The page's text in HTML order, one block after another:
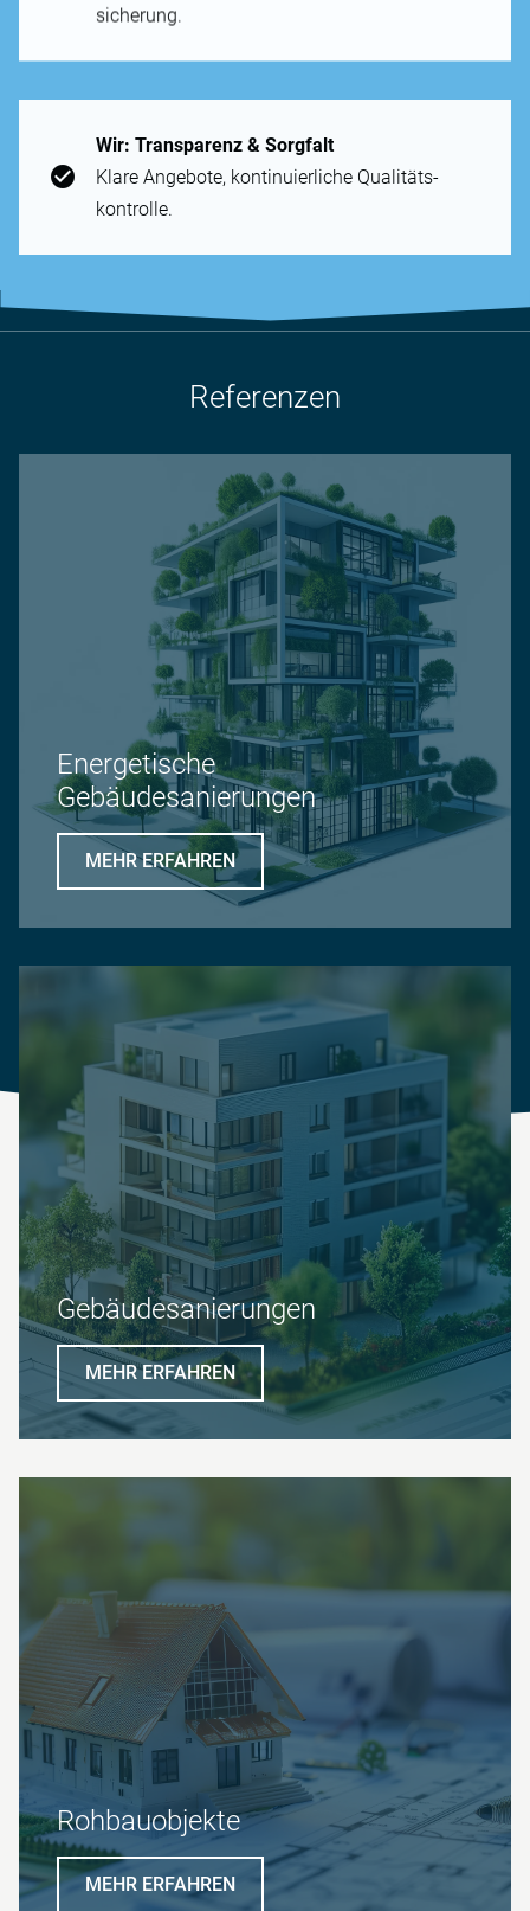
sicherung.
Wir: Trans­parenz & Sorg­falt
Klare An­gebote, kontinuierliche Qualitäts­
kontrolle.
Referenzen
Energetische
Gebäudesanierungen
MEHR ERFAHREN
Gebäudesanierungen
MEHR ERFAHREN
Roh­bau­objekte
MEHR ERFAHREN